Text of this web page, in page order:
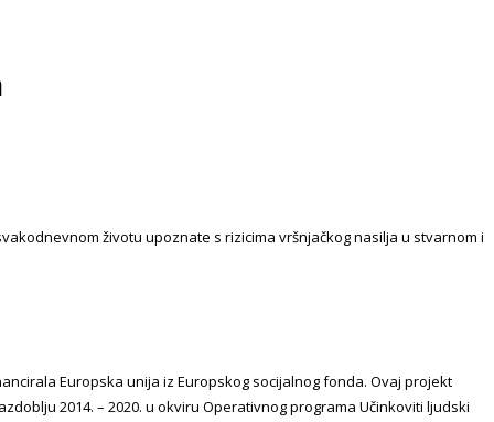
životu upoznate s rizicima vršnjačkog nasilja u stvarnom i
Europska unija iz Europskog socijalnog fonda. Ovaj projekt
2014. – 2020. u okviru Operativnog programa Učinkoviti ljudski